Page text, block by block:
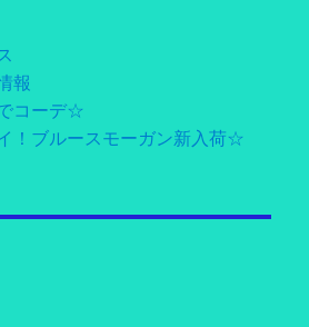
報
コーデ☆
！ブルースモーガン新入荷☆